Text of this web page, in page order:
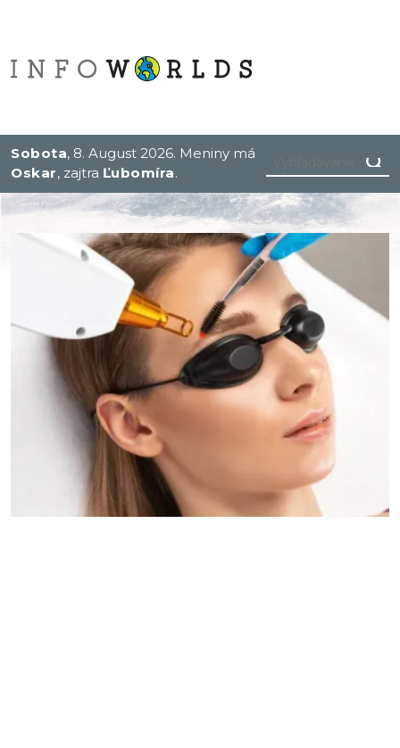
Sobota, 8. August 2026. Meniny má
Oskar, zajtra Ľubomíra.